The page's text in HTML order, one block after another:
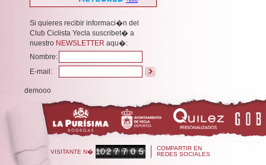
Si quieres recibir informaci�n del
Club Ciclista Yecla suscribet� a
nuestro NEWSLETTER aqu�:
Nombre:
E-mail:
demooo
VISITANTE N� 102 7 7 0 5
COMPARTIR EN
REDES SOCIALES